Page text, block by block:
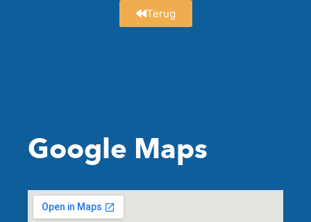
Terug
Google Maps